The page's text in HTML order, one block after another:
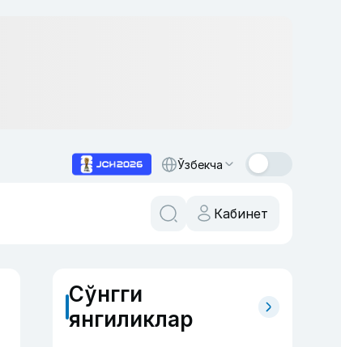
Ўзбекча
Кабинет
Сўнгги
янгиликлар